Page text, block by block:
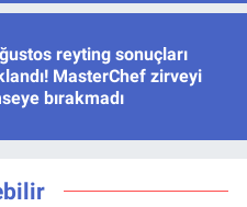
reyting sonuçları
MasterChef zirveyi
bırakmadı